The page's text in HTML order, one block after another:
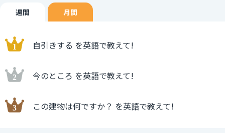
週間 月間
自引きする を英語で教えて!
今のところ を英語で教えて!
この建物は何ですか？ を英語で教えて!